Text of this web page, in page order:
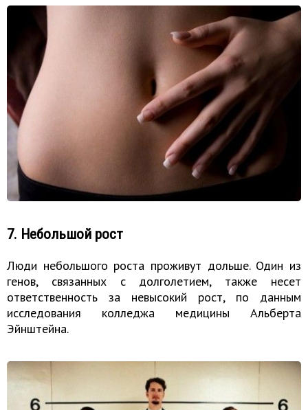
7. Небольшой рост
Люди небольшого роста проживут дольше. Один из
генов, связанных с долголетием, также несет
ответственность за невысокий рост, по данным
исследования колледжа медицины Альберта
Эйнштейна.